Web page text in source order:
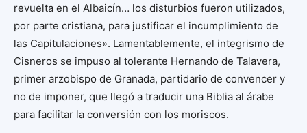
revuelta en el Albaicín… los disturbios fueron utilizados,
por parte cristiana, para justificar el incumplimiento de
las Capitulaciones». Lamentablemente, el integrismo de
Cisneros se impuso al tolerante Hernando de Talavera,
primer arzobispo de Granada, partidario de convencer y
no de imponer, que llegó a traducir una Biblia al árabe
para facilitar la conversión con los moriscos.